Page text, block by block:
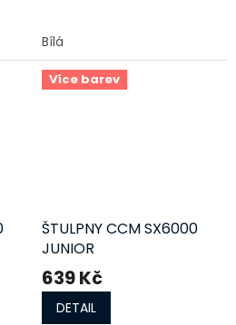
Bílá
Více barev
ŠTULPNY CCM SX6000
JUNIOR
639 Kč
DETAIL